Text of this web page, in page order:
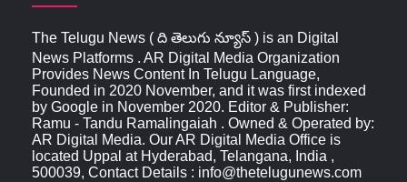
The Telugu News ( ది తెలుగు న్యూస్‌ ) is an Digital
News Platforms . AR Digital Media Organization
Provides News Content In Telugu Language,
Founded in 2020 November, and it was first indexed
by Google in November 2020. Editor & Publisher:
Ramu - Tandu Ramalingaiah . Owned & Operated by:
AR Digital Media. Our AR Digital Media Office is
located Uppal at Hyderabad, Telangana, India ,
500039, Contact Details : info@thetelugunews.com